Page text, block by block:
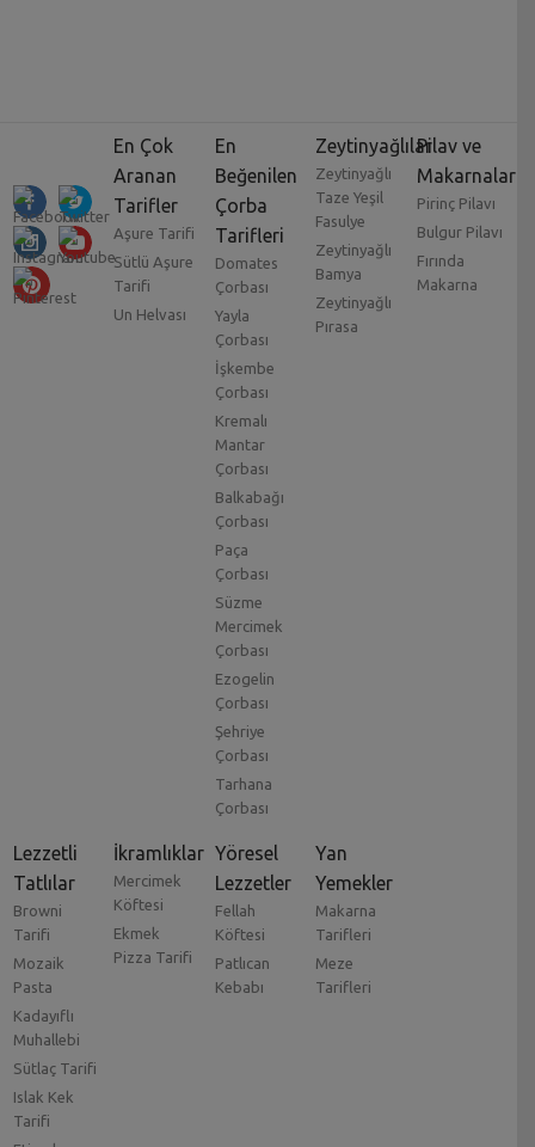
En Çok
Aranan
Tarifler
Aşure Tarifi
Sütlü Aşure
Tarifi
Un Helvası
En
Beğenilen
Çorba
Tarifleri
Domates
Çorbası
Yayla
Çorbası
İşkembe
Çorbası
Kremalı
Mantar
Çorbası
Balkabağı
Çorbası
Paça
Çorbası
Süzme
Mercimek
Çorbası
Ezogelin
Çorbası
Şehriye
Çorbası
Tarhana
Çorbası
Zeytinyağlılar
Zeytinyağlı
Taze Yeşil
Fasulye
Zeytinyağlı
Bamya
Zeytinyağlı
Pırasa
Pilav ve
Makarnalar
Pirinç Pilavı
Bulgur Pilavı
Fırında
Makarna
Lezzetli
Tatlılar
Browni
Tarifi
Mozaik
Pasta
Kadayıflı
Muhallebi
Sütlaç Tarifi
Islak Kek
Tarifi
İkramlıklar
Mercimek
Köftesi
Ekmek
Pizza Tarifi
Yöresel
Lezzetler
Fellah
Köftesi
Patlıcan
Kebabı
Yan
Yemekler
Makarna
Tarifleri
Meze
Tarifleri